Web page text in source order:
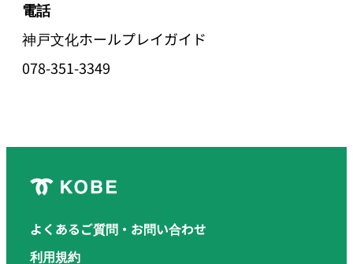
電話
神戸文化ホールプレイガイド
078-351-3349
よくあるご質問・お問い合わせ
利用規約